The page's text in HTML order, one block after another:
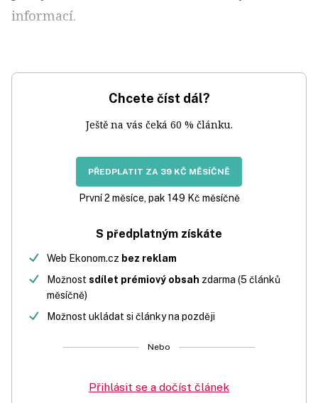
informací.
Chcete číst dál?
Ještě na vás čeká 60 % článku.
PŘEDPLATIT ZA 39 KČ MĚSÍČNĚ
První 2 měsíce, pak 149 Kč měsíčně
S předplatným získáte
Web Ekonom.cz bez reklam
Možnost sdílet prémiový obsah zdarma (5 článků
měsíčně)
Možnost ukládat si články na později
Nebo
Přihlásit se a dočíst článek